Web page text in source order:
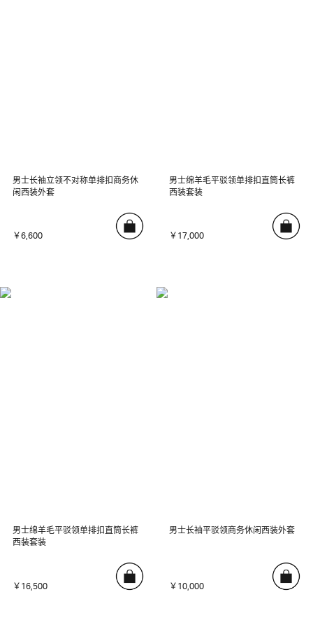
男士长袖立领不对称单排扣商务休
闲西装外套
￥6,600
男士绵羊毛平驳领单排扣直筒长裤
西装套装
￥17,000
男士绵羊毛平驳领单排扣直筒长裤
西装套装
￥16,500
男士长袖平驳领商务休闲西装外套
￥10,000